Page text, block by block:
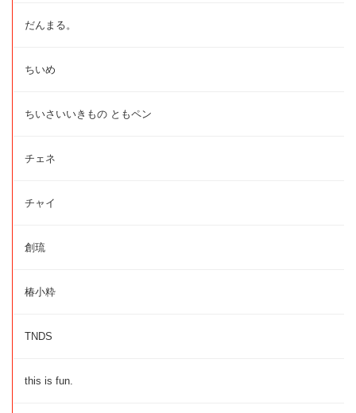
だんまる。
ちいめ
ちいさいいきもの ともペン
チェネ
チャイ
創琉
椿小粋
TNDS
this is fun.